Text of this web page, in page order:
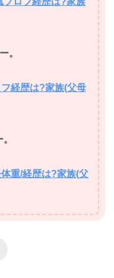
。
経歴は?家族(父母
重/経歴は?家族(父